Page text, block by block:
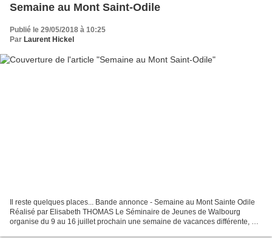
Semaine au Mont Saint-Odile
Publié le 29/05/2018 à 10:25
Par Laurent Hickel
Il reste quelques places... Bande annonce - Semaine au Mont Sainte Odile
Réalisé par Elisabeth THOMAS Le Séminaire de Jeunes de Walbourg
organise du 9 au 16 juillet prochain une semaine de vacances différente, au